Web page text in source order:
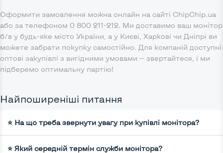
Оформити замовлення можна онлайн на сайті ChipChip.ua
або за телефоном 0 800 211-212. Ми доставимо ваш монітор
б/в у будь-яке місто України, а у Києві, Харкові чи Дніпрі ви
можете забрати покупку самостійно. Для компаній доступні
оптові закупівлі з вигідними умовами — звертайтеся, і ми
підберемо оптимальну партію!
Найпоширеніші питання
⭐ На що треба звернути увагу при купівлі монітора?
⭐ Який середній термін служби монітора?